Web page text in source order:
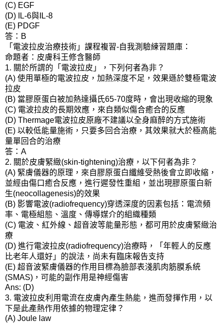
(C) EGF
(D) IL-6與 IL-8
(E) PDGF
答： B
「電波拉皮治療技術」 課程複習-自我測驗練習題庫：
命題者：皮膚科王修含醫師
1. 關於所謂的「電波拉皮」，下列何者為非？
(A) 使用單極的電波拉皮，加熱深度不足，效果遜於雙極電波
拉皮
(B) 當膠原蛋白被加熱達攝氏65-70度時，會出現收縮的現象
(C) 電波拉皮的長期效應，來自類似傷合癒合的反應
(D) Thermage電波拉皮原廠不建議以全身麻醉的方式施術
(E) 以較低能量施術，只要多回合治療，其效果就大於極高能
量單回合的治療
答： A
2. 關於皮膚緊緻(skin-tightening)治療，以下何者為非？
(A) 緊膚儀器的原理，來自膠原蛋白纖維受熱後會立即收縮，
並經由傷口癒合反應，進行遲發性重組，並出現膠原蛋白新
生(neocollagenesis)的效果
(B) 影響電波(radiofrequency)穿透深度的因素包括：電流頻
率、電極組態、溫度、傳導媒介的組織種類
(C) 電波、紅外線、超音波等能量形態，都可用於皮膚緊緻治
療
(D) 進行電波拉皮(radiofrequency)治療時，「年輕人的反應
比老年人還好」的說法，尚未有臨床報告支持
(E) 超音波緊膚儀器的作用目標為臉部表淺肌肉筋膜系統
(SMAS) ，可能的副作用是神經傷害
Ans: (D)
3. 電波拉皮利用電流在皮膚內產生熱能，進而發揮作用，以
下是此產熱作用依據的物理定律？
(A) Joule law